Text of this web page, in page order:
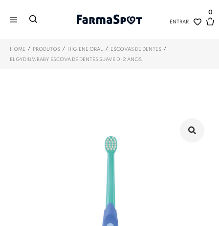
ENTRAR
0
HOME / PRODUTOS / HIGIENE ORAL / ESCOVAS DE DENTES /
ELGYDIUM BABY ESCOVA DE DENTES SUAVE 0-2 ANOS